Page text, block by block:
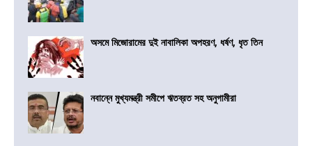
অসমে মিজোরামের দুই নাবালিকা অপহরণ, ধর্ষণ, ধৃত তিন
নবান্নে মুখ্যমন্ত্রী সমীপে ঋতব্রত সহ অনুগামীরা